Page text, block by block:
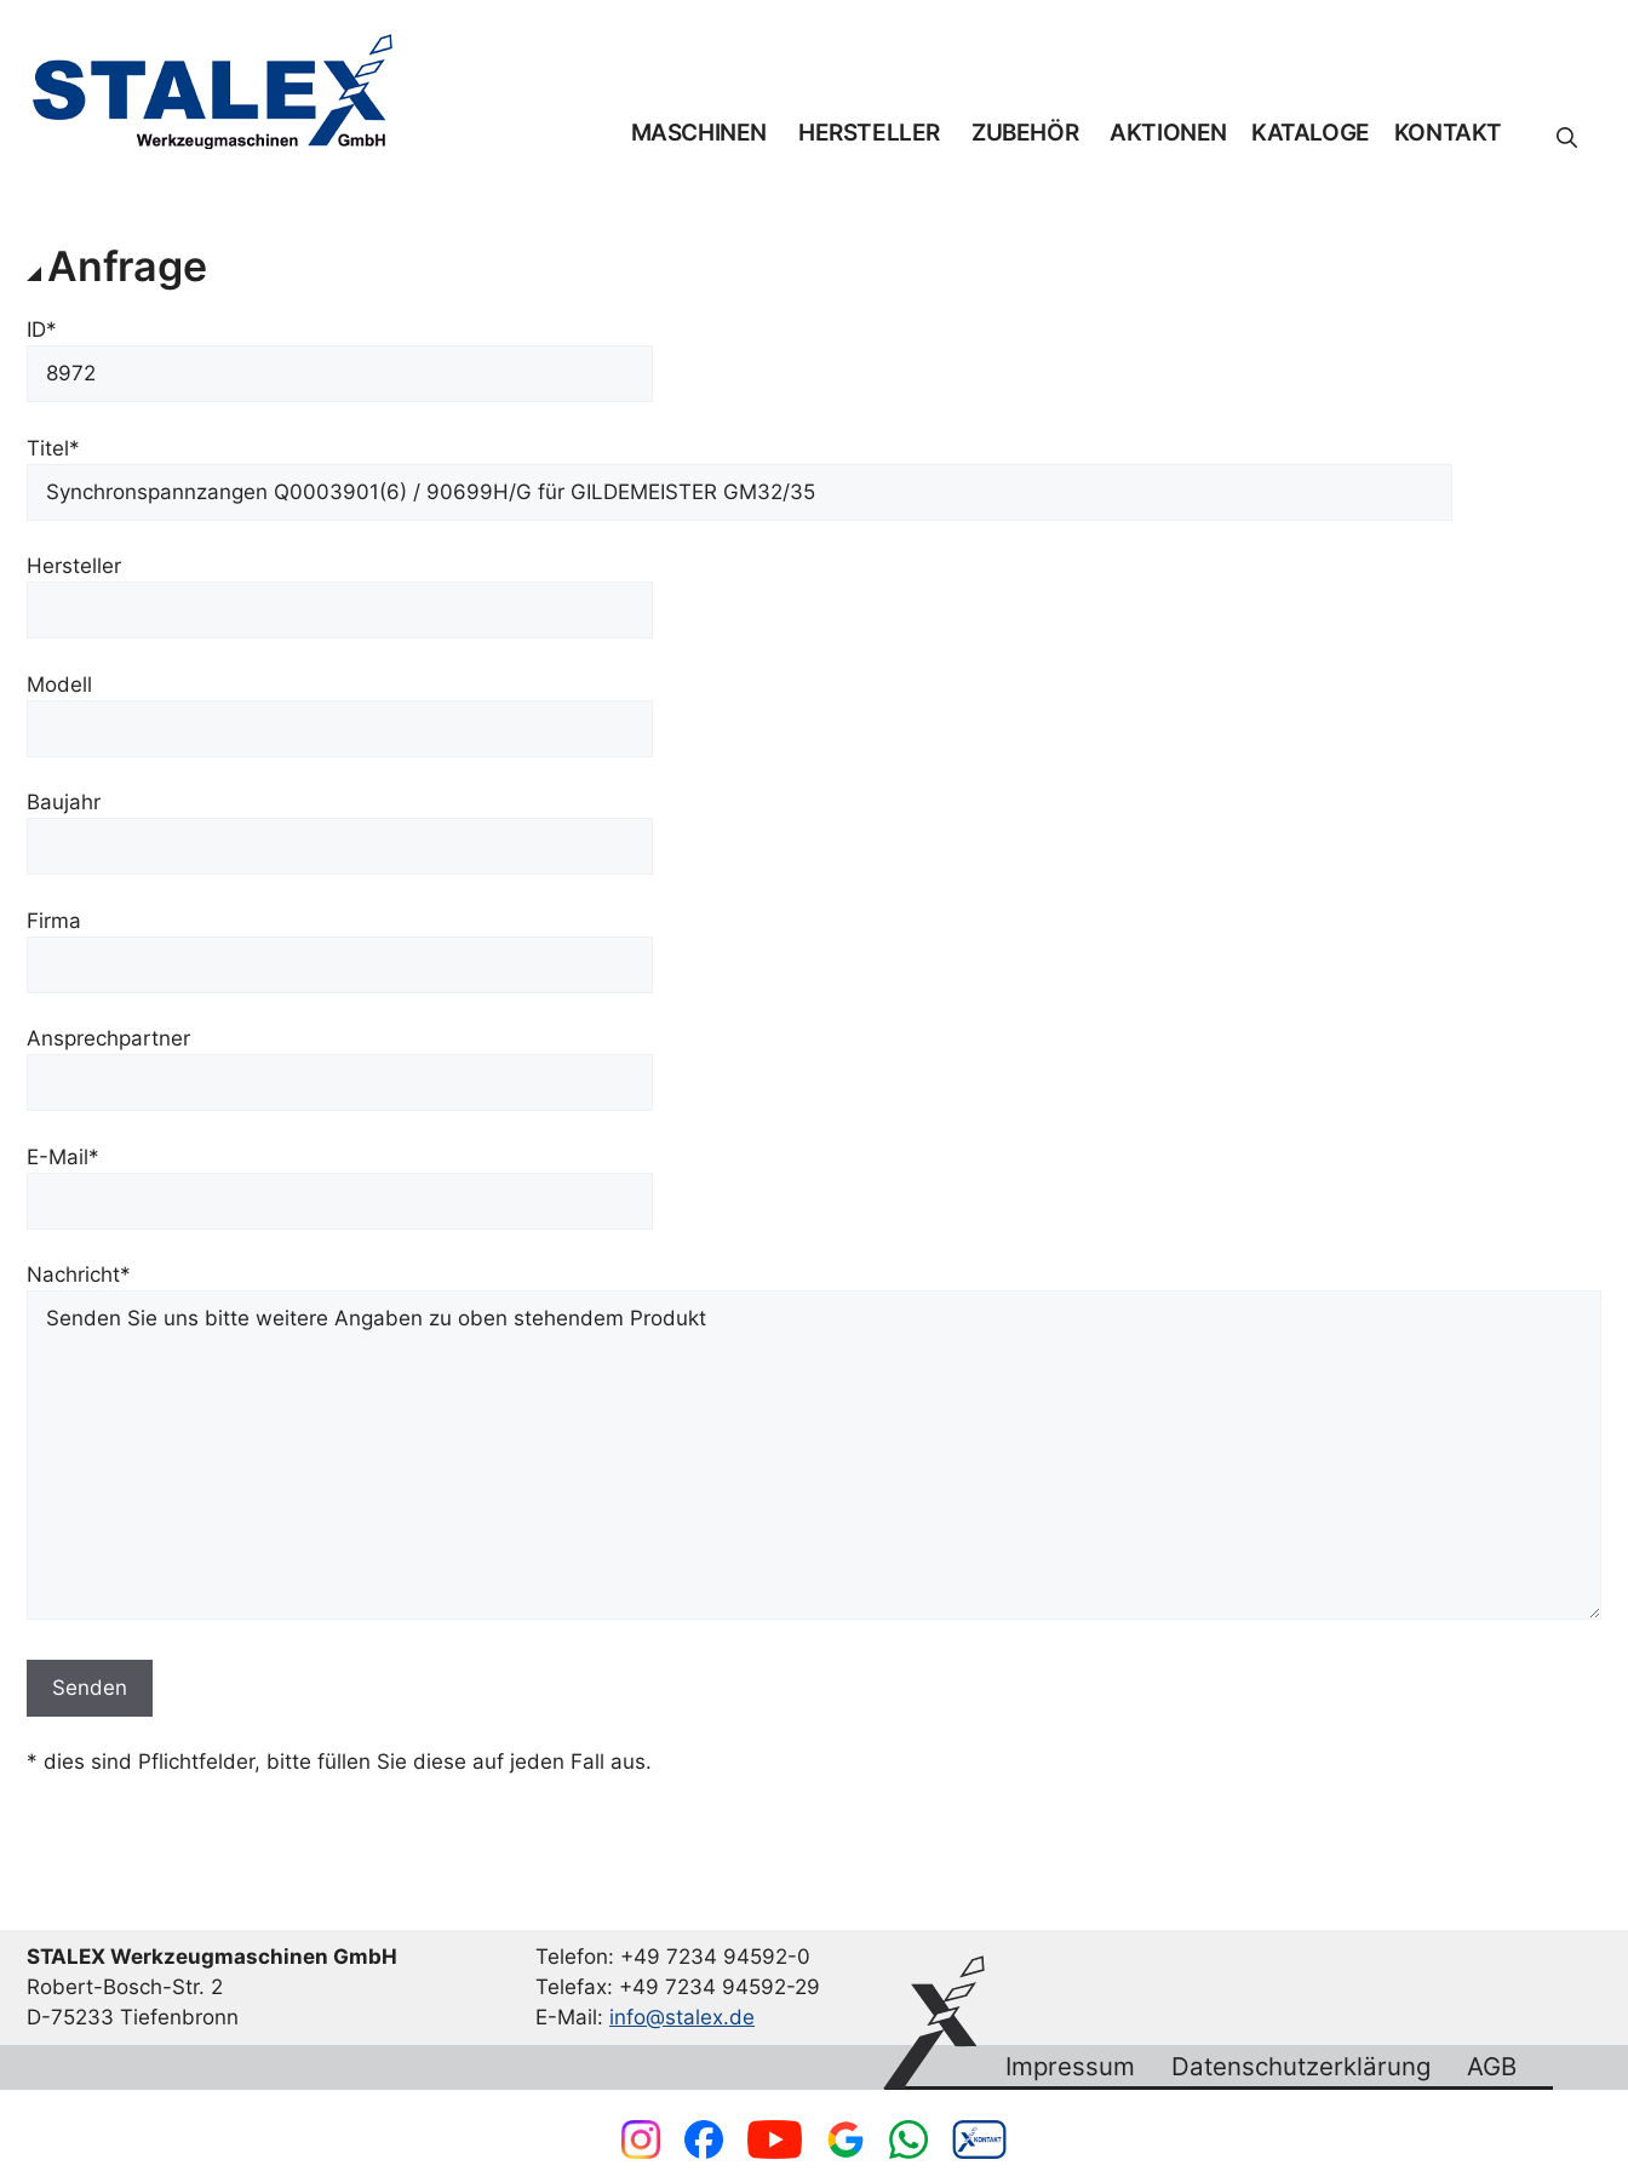
springen
MASCHINEN HERSTELLER ZUBEHÖR AKTIONEN KATALOGE KONTAKT
Anfrage
ID*
Titel*
Hersteller
Modell
Baujahr
Firma
Ansprechpartner
E-Mail*
Nachricht*
* dies sind Pflichtfelder, bitte füllen Sie diese auf jeden Fall aus.
STALEX Werkzeugmaschinen GmbH
Robert-Bosch-Str. 2
D-75233 Tiefenbronn
Telefon: +49 7234 94592-0
Telefax: +49 7234 94592-29
E-Mail: info@stalex.de
Impressum Datenschutzerklärung AGB